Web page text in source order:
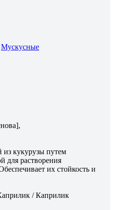
Мускусные
кукурузы путем
для растворения
их стойкость и
/ Каприлик